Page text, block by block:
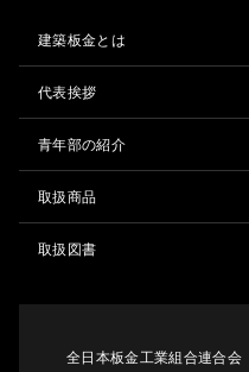
建築板金とは
代表挨拶
青年部の紹介
取扱商品
取扱図書
全日本板金工業組合連合会